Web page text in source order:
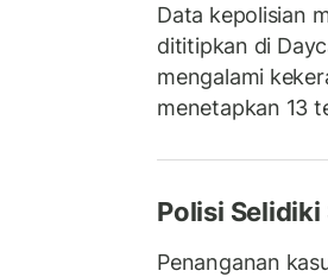
Data kepolisian
dititipkan di
mengalami
menetapkan 13
Polisi
Penanganan